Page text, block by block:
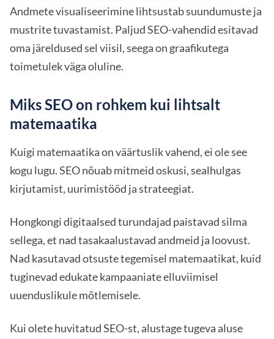
Andmete visualiseerimine lihtsustab suundumuste ja
mustrite tuvastamist. Paljud SEO-vahendid esitavad
oma järeldused sel viisil, seega on graafikutega
toimetulek väga oluline.
Miks SEO on rohkem kui lihtsalt
matemaatika
Kuigi matemaatika on väärtuslik vahend, ei ole see
kogu lugu. SEO nõuab mitmeid oskusi, sealhulgas
kirjutamist, uurimistööd ja strateegiat.
Hongkongi digitaalsed turundajad paistavad silma
sellega, et nad tasakaalustavad andmeid ja loovust.
Nad kasutavad otsuste tegemisel matemaatikat, kuid
tuginevad edukate kampaaniate elluviimisel
uuenduslikule mõtlemisele.
Kui olete huvitatud SEO-st, alustage tugeva aluse